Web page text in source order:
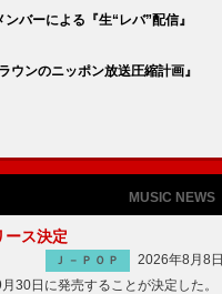
バーによる『生“レバ”配信』
ンのニッポン放送圧縮計画』
MUSIC NEWS
ース決定
Ｊ－ＰＯＰ
2026年8月8日
30日に発売することが決定した。